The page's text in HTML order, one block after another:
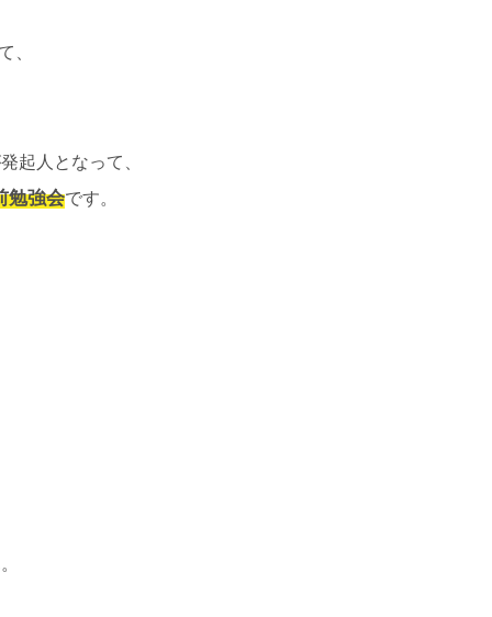
、
起人となって、
勉強会です。